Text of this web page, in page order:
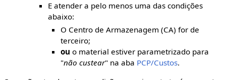
E atender a pelo menos uma das condições
abaixo:
O Centro de Armazenagem (CA) for de
terceiro;
ou o material estiver parametrizado para
"não custear" na aba PCP/Custos.